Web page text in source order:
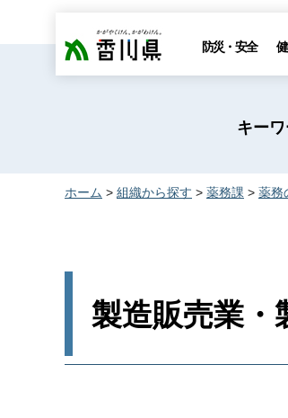
香川県 防災・安全
キー
ホーム > 組織から探す > 薬務課 > 薬務
製造販売業・